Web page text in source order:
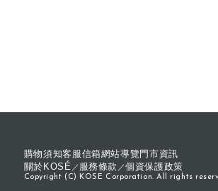
購物須知客服信箱網站導覽 門市資訊
關於KOSÉ
服務條款 個資保護政策
Copyright (C) KOSE Corporation. All rights